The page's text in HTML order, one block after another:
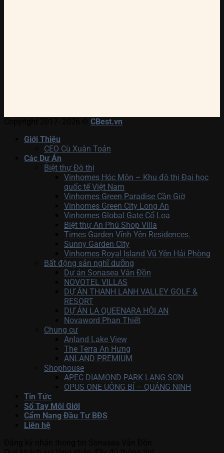
CBest.vn
Giới Thiệu
CEO Cù Xuân Toản
Các Dự Án
Biệt thự Đô thị
Vinhomes Hóc Môn – Khu đô thị Đại học
quốc tế Việt Nam
Vinhomes Green Paradise Cần Giờ
Vinhomes Green City Long An
Vinhomes Global Gate Cổ Loa
Biệt thự An Phú Shop Villa
Times Garden Vĩnh Yên Residences.
Sunny Garden City
Vinhomes Royal Island Vũ Yên Hải Phòng
Bất động sản nghĩ dưỡng
Dự án Sonasea Vân Đồn
NOVOTEL VILLAS
DỰ ÁN THANH LANH VALLEY GOLF &
RESORT
DỰ ÁN LA QUEENARA HỘI AN
Novaword Phan Thiết
Chung cư
Anland Lake View
The Terra An Hưng
ANLAND PREMIUM
Shophouse
APEC DIAMOND PARK LẠNG SƠN
OPUS ONE UÔNG BÍ – QUẢNG NINH
Tin Tức
Sổ Tay Môi Giới
Cẩm Nang Đầu Tư BĐS
Liên hệ